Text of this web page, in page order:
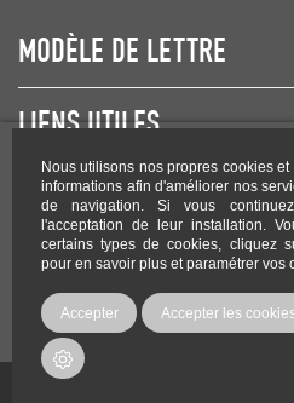
Nous utilisons nos propres cookies
informations afin d'améliorer nos
de navigation. Si vous
l'acceptation de leur installation.
certains types de cookies, cliquez
pour en savoir plus et paramétrer vos
Accepter Accepter les
MODÈLE DE LETTRE
LIENS UTILES
NEWSLETTER